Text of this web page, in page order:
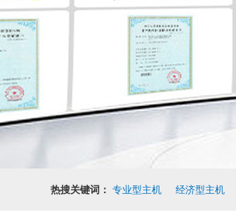
热搜关键词： 专业型主机 经济型主机